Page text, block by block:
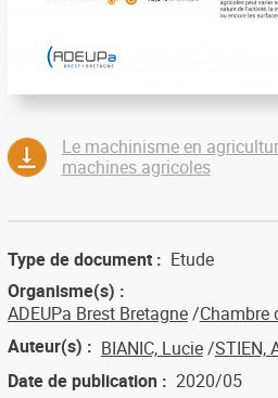
Le machinisme en
machines agricoles
Type de document
Etude
Organisme(s)
ADEUPa Brest Bretagne Chambre
Auteur(s)
BIANIC, Lucie STIEN,
Date de publication
2020/05